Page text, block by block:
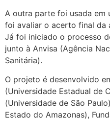
A outra parte foi usada em
foi avaliar o acerto final da
Já foi iniciado o processo
junto à Anvisa (Agência
Sanitária).
O projeto é desenvolvido
(Universidade Estadual de
(Universidade de São
Estado do Amazonas),